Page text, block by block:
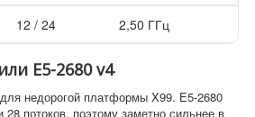
12 / 24 2,50 ГГц
E5-2680 v4
недорогой платформы X99. E5-2680
28 потоков, поэтому заметно сильнее в